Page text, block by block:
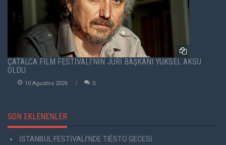
ÇATALCA FİLM FESTİVALİ’NİN JÜRİ BAŞKANI YÜKSEL AKSU
OLDU
10 Agustos 2026 0
SON EKLENENLER
İSTANBUL FESTİVALİ’NDE TIËSTO GECESİ